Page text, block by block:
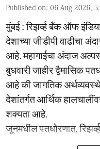
Published on: 06 Aug 2026,
मुंबई : रिझर्व्ह बँक ऑफ
देशाच्या जीडीपी वाढीचा
आहे. महागाईचा अंदाज
बुधवारी जाहीर द्वैमासिक
आहे की जागतिक
देशांतर्गत आर्थिक
शक्यता आहे.
जूनमधील पतधोरणात,